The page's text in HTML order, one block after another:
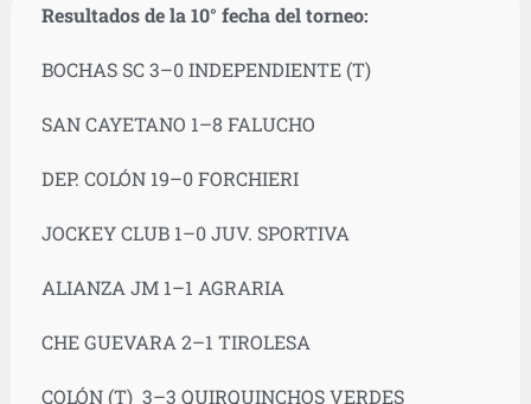
Resultados de la 10° fecha del torneo:
BOCHAS SC 3–0 INDEPENDIENTE (T)
SAN CAYETANO 1–8 FALUCHO
DEP. COLÓN 19–0 FORCHIERI
JOCKEY CLUB 1–0 JUV. SPORTIVA
ALIANZA JM 1–1 AGRARIA
CHE GUEVARA 2–1 TIROLESA
COLÓN (T) 3–3 QUIRQUINCHOS VERDES